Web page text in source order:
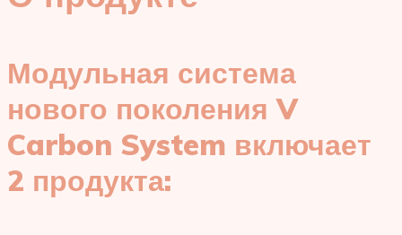
Модульная система
нового поколения V
Carbon System включает
2 продукта: